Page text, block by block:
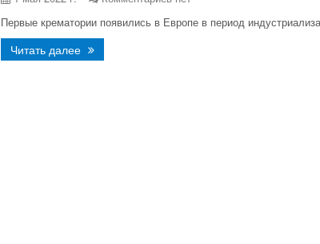
Первые крематории появились в Европе в период
Читать далее